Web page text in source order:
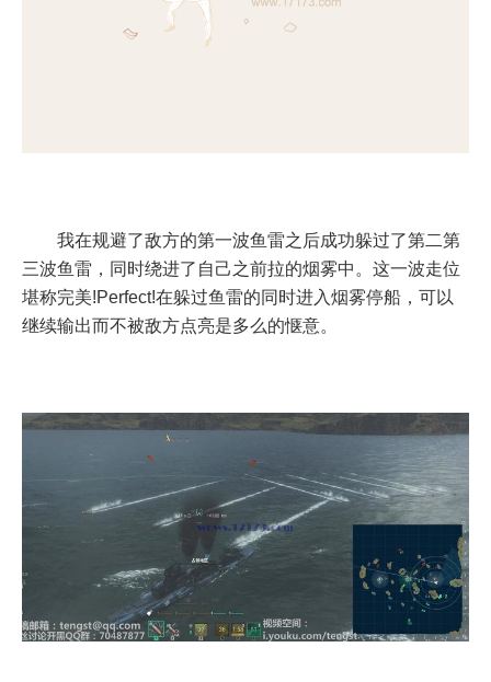
我在规避了敌方的第一波鱼雷之后成功躲过了第二第
三波鱼雷，同时绕进了自己之前拉的烟雾中。这一波走位
堪称完美!Perfect!在躲过鱼雷的同时进入烟雾停船，可以
继续输出而不被敌方点亮是多么的惬意。